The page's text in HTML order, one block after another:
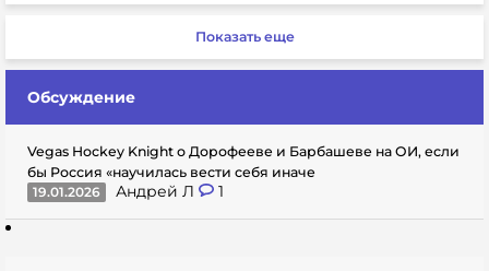
Показать еще
Обсуждение
Vegas Hockey Knight о Дорофееве и Барбашеве на ОИ, если
бы Россия «научилась вести себя иначе
19.01.2026
Андрей Л 1